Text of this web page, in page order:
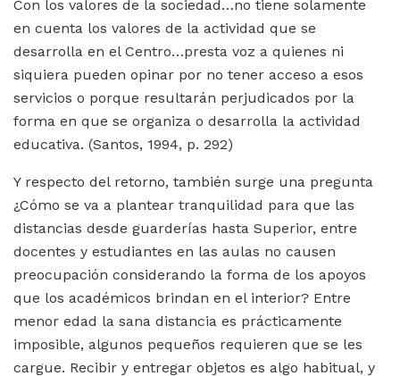
Con los valores de la sociedad…no tiene solamente
en cuenta los valores de la actividad que se
desarrolla en el Centro…presta voz a quienes ni
siquiera pueden opinar por no tener acceso a esos
servicios o porque resultarán perjudicados por la
forma en que se organiza o desarrolla la actividad
educativa. (Santos, 1994, p. 292)
Y respecto del retorno, también surge una pregunta
¿Cómo se va a plantear tranquilidad para que las
distancias desde guarderías hasta Superior, entre
docentes y estudiantes en las aulas no causen
preocupación considerando la forma de los apoyos
que los académicos brindan en el interior? Entre
menor edad la sana distancia es prácticamente
imposible, algunos pequeños requieren que se les
cargue. Recibir y entregar objetos es algo habitual, y